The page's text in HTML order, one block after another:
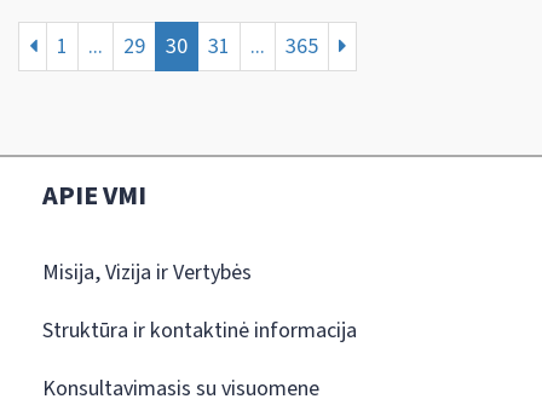
1 ... 29 30 31 ... 365
APIE VMI
Misija, Vizija ir Vertybės
Struktūra ir kontaktinė informacija
Konsultavimasis su visuomene